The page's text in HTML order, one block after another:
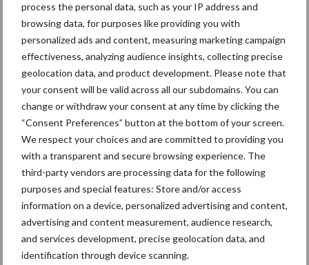
process the personal data, such as your IP address and
browsing data, for purposes like providing you with
personalized ads and content, measuring marketing campaign
effectiveness, analyzing audience insights, collecting precise
geolocation data, and product development. Please note that
your consent will be valid across all our subdomains. You can
change or withdraw your consent at any time by clicking the
“Consent Preferences” button at the bottom of your screen.
We respect your choices and are committed to providing you
with a transparent and secure browsing experience. The
third-party vendors are processing data for the following
purposes and special features: Store and/or access
information on a device, personalized advertising and content,
advertising and content measurement, audience research,
and services development, precise geolocation data, and
identification through device scanning.
Primaire
Sidebar
Recent nieuws Partner nieuws
7 aug
Grondstoffenmarkt blijft grillig:
droogte en geopolitiek houden
handel in de greep
7 aug
De speenhuid: een vaak
Toon meer